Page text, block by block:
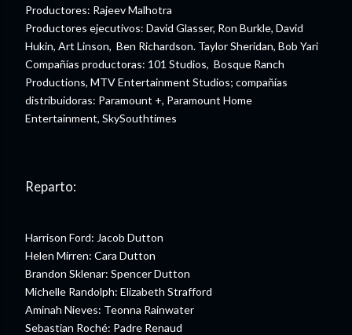
Productores: Rajeev Malhotra
Productores ejecutivos: David Glasser, Ron Burkle, David
Hukin, Art Linson, Ben Richardson. Taylor Sheridan, Bob Yari
Compañías productoras: 101 Studios, Bosque Ranch
Productions, MTV Entertainment Studios; compañías
distribuidoras: Paramount +, Paramount Home
Entertainment, SkySouthtimes
Reparto:
Harrison Ford: Jacob Dutton
Helen Mirren: Cara Dutton
Brandon Sklenar: Spencer Dutton
Michelle Randolph: Elizabeth Strafford
Aminah Nieves: Teonna Rainwater
Sebastian Roché: Padre Renaud